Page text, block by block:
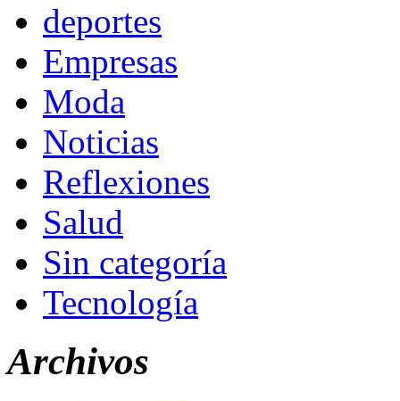
deportes
Empresas
Moda
Noticias
Reflexiones
Salud
Sin categoría
Tecnología
Archivos